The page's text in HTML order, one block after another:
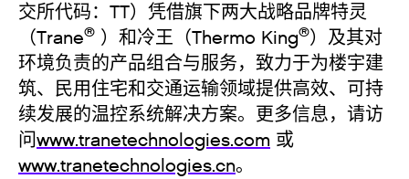
交所代码：TT）凭借旗下两大战略品牌特灵
（Trane® ）和冷王（Thermo King®）及其对
环境负责的产品组合与服务，致力于为楼宇建
筑、民用住宅和交通运输领域提供高效、可持
续发展的温控系统解决方案。更多信息，请访
问www.tranetechnologies.com 或
www.tranetechnologies.cn。